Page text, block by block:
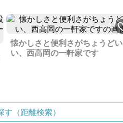
懐かしさと便利さがちょうどい
い、西高岡の一軒家です
（距離検索）